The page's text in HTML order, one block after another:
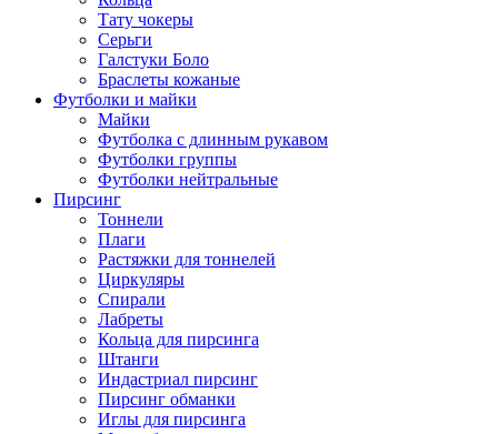
Тату чокеры
Серьги
Галстуки Боло
Браслеты кожаные
Футболки и майки
Майки
Футболка с длинным рукавом
Футболки группы
Футболки нейтральные
Пирсинг
Тоннели
Плаги
Растяжки для тоннелей
Циркуляры
Спирали
Лабреты
Кольца для пирсинга
Штанги
Индастриал пирсинг
Пирсинг обманки
Иглы для пирсинга